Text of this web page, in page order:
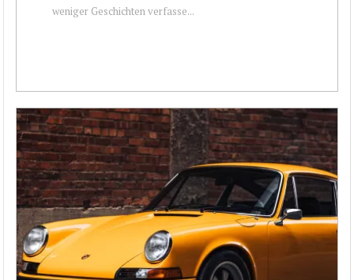
weniger Geschichten verfasse...